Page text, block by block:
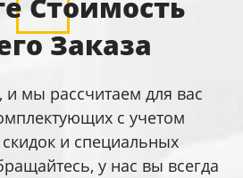
Стоимость
Заказа
мы рассчитаем для вас
с учетом
и специальных
у нас вы всегда